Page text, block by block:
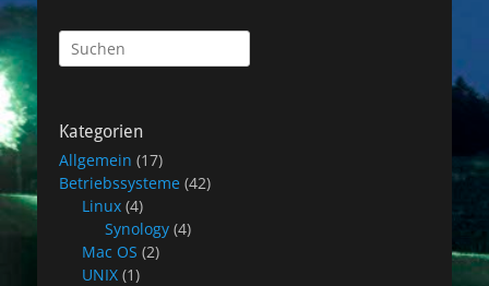
Suchen
nach:
Kategorien
Allgemein (17)
Betriebssysteme (42)
Linux (4)
Synology (4)
Mac OS (2)
UNIX (1)